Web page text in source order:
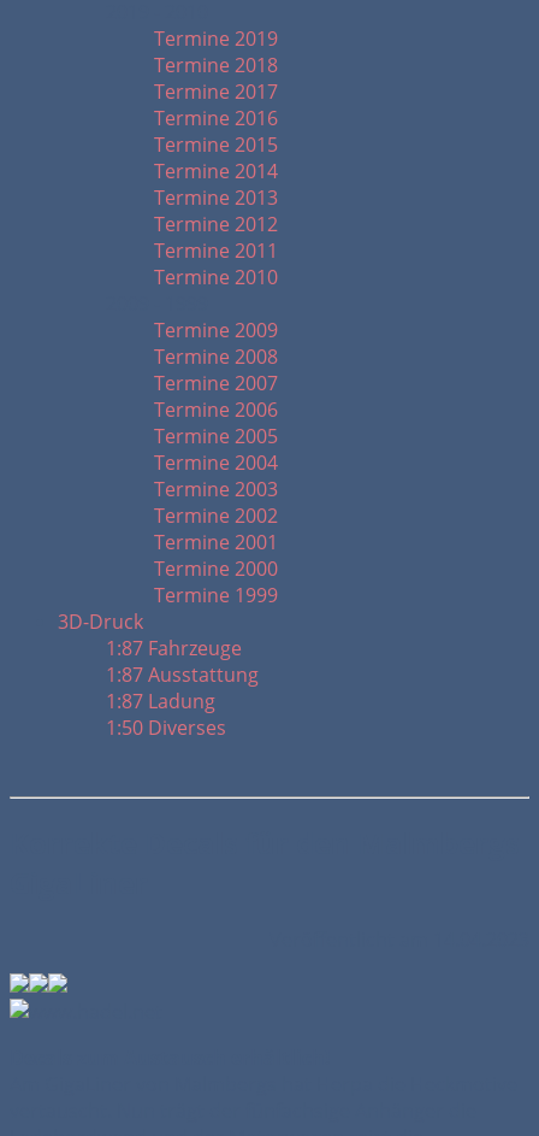
Termine 2019
Termine 2018
Termine 2017
Termine 2016
Termine 2015
Termine 2014
Termine 2013
Termine 2012
Termine 2011
Termine 2010
Termine 2009
Termine 2008
Termine 2007
Termine 2006
Termine 2005
Termine 2004
Termine 2003
Termine 2002
Termine 2001
Termine 2000
Termine 1999
3D-Druck
1:87 Fahrzeuge
1:87 Ausstattung
1:87 Ladung
1:50 Diverses